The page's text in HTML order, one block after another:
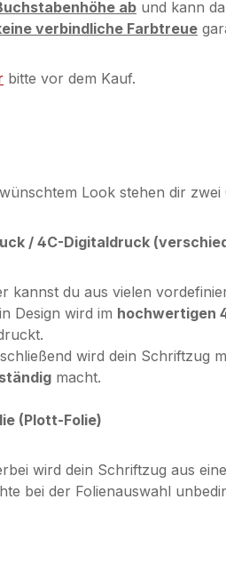
ab und kann
verbindliche Farbtreue
bitte vor dem Kauf.
Look stehen dir
/ 4C-Digitaldruck
kannst du aus vielen
Design wird im hochwertigen
wird dein Schriftzug
macht.
(Plott-Folie)
wird dein Schriftzug aus
bei der Folienauswahl